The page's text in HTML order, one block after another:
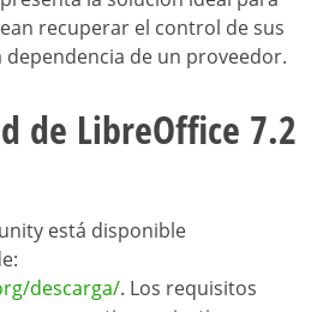
recuperar el control de sus
dependencia de un proveedor.
de LibreOffice 7.2
está disponible
descarga/. Los requisitos